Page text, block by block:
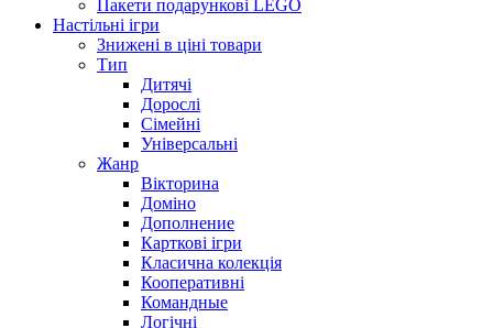
Пакети подарункові LEGO
Настільні ігри
Знижені в ціні товари
Тип
Дитячі
Дорослі
Сімейні
Універсальні
Жанр
Вікторина
Доміно
Дополнение
Карткові ігри
Класична колекція
Кооперативні
Командные
Логічні